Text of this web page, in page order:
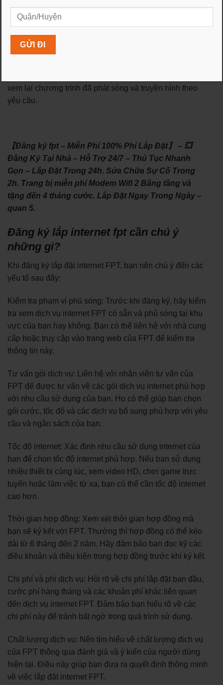
Gói FPT Play Box: Dịch vụ truyền hình số với nhiều
kênh truyền hình đa dạng, chất lượng hình ảnh cao.
xem lại chương trình đã phát sóng và truyền hình theo
yêu cầu.
【Đăng ký fpt – Miễn Phí 100% Phí Lắp Đặt】 – 💥
Đăng Ký Tại Nhà – Hỗ Trợ 24/7 – Thủ Tục Nhanh
Gọn – Lắp Đặt Trong 24h. Sửa Chữa Sự Cố Trong
2h. Trang bị miễn phí Modem Wifi 2 Băng tầng và
tặng đến 4 tháng cước. Lắp Đặt Ngay Trong Ngày –
quan 5.
Đăng ký lắp internet fpt cần chú ý
những gì?
Khi đăng ký lắp đặt internet FPT, bạn nên chú ý đến các
yếu tố sau đây:
Kiểm tra phạm vi phủ sóng: Trước khi đăng ký, hãy kiểm
tra xem dịch vụ internet FPT có sẵn và phủ sóng tại khu
vực của bạn hay không. Bạn có thể liên hệ với nhà cung
cấp hoặc truy cập vào trang web của FPT để kiểm tra
thông tin này.
Tư vấn gói dịch vụ: Liên hệ với nhân viên tư vấn của
FPT để được tư vấn về các gói dịch vụ internet phù hợp
với nhu cầu sử dụng của bạn. Họ có thể giúp bạn chọn
gói cước, tốc độ và các dịch vụ bổ sung phù hợp với yêu
cầu và ngân sách của bạn.
Tốc độ internet: Xác định nhu cầu sử dụng internet của
bạn để chọn tốc độ internet phù hợp. Nếu bạn sử dụng
nhiều thiết bị cùng lúc, xem video HD, chơi game trực
tuyến hoặc làm việc từ xa, bạn có thể cần tốc độ internet
cao hơn.
Thời gian hợp đồng: Xem xét thời gian hợp đồng mà
bạn sẽ ký kết với FPT. Thường thì hợp đồng có thể kéo
dài từ 6 tháng đến 2 năm. Hãy đảm bảo bạn đọc kỹ các
điều khoản và điều kiện trong hợp đồng trước khi ký kết.
Chi phí và phí dịch vụ: Hỏi rõ về chi phí lắp đặt ban đầu,
cước phí hàng tháng và các khoản phí khác liên quan
đến dịch vụ internet FPT. Đảm bảo bạn hiểu rõ về các
chi phí này để tránh bất ngờ trong quá trình sử dụng.
Chất lượng dịch vụ: Nên tìm hiểu về chất lượng dịch vụ
của FPT thông qua đánh giá và ý kiến của người dùng
hiện tại. Điều này giúp bạn đưa ra quyết định thông minh
về việc lắp đặt internet FPT.